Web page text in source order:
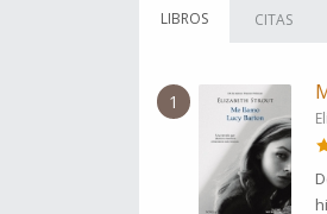
LIBROS CITAS
1